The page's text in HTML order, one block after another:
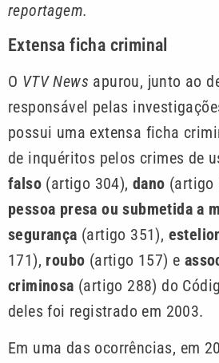
reportagem.
Extensa ficha criminal
O VTV News apurou, junto ao
responsável pelas
possui uma extensa ficha
de inquéritos pelos crimes de
falso (artigo 304), dano (artigo
pessoa presa ou submetida a
segurança (artigo 351),
171), roubo (artigo 157) e
criminosa (artigo 288) do
deles foi registrado em 2003.
Em uma das ocorrências, em